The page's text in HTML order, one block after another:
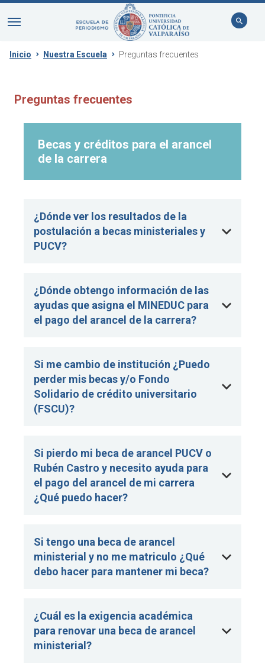
Inicio Nuestra Escuela Preguntas frecuentes
Preguntas frecuentes
Becas y créditos para el arancel
de la carrera
¿Dónde ver los resultados de la
postulación a becas ministeriales y
PUCV?
¿Dónde obtengo información de las
ayudas que asigna el MINEDUC para
el pago del arancel de la carrera?
Si me cambio de institución ¿Puedo
perder mis becas y/o Fondo
Solidario de crédito universitario
(FSCU)?
Si pierdo mi beca de arancel PUCV o
Rubén Castro y necesito ayuda para
el pago del arancel de mi carrera
¿Qué puedo hacer?
Si tengo una beca de arancel
ministerial y no me matriculo ¿Qué
debo hacer para mantener mi beca?
¿Cuál es la exigencia académica
para renovar una beca de arancel
ministerial?